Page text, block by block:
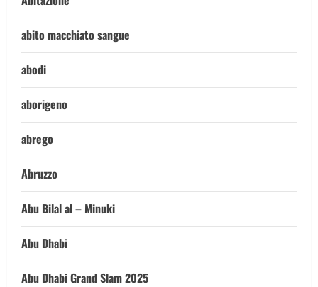
abito macchiato sangue
abodi
aborigeno
abrego
Abruzzo
Abu Bilal al – Minuki
Abu Dhabi
Abu Dhabi Grand Slam 2025